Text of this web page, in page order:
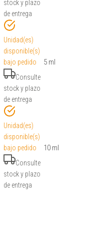
stock y plazo
de entrega
Unidad(es)
disponible(s)
bajo pedido
Consulte
stock y plazo
de entrega
5 ml
Unidad(es)
disponible(s)
bajo pedido
Consulte
stock y plazo
de entrega
10 ml